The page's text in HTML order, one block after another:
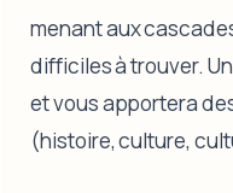
menant aux
difficiles à trouver.
et vous apportera
(histoire, culture,